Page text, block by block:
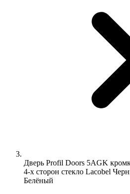
Дверь Profil Doors 5AGK
4-х сторон стекло Lacobel
Белёный